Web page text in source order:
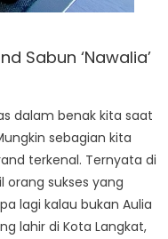
Sabun ‘Nawalia’
dalam benak kita saat
sebagian kita
terkenal. Ternyata di
sukses yang
lagi kalau bukan Aulia
lahir di Kota Langkat,